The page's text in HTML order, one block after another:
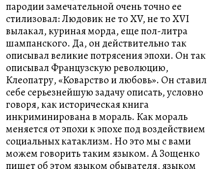
пародии замечательной очень точно ее
стилизовал: Людовик не то XV, не то XVI
вылакал, куриная морда, еще пол-литра
шампанского. Да, он действительно так
описывал великие потрясения эпохи. Он так
описывал Французскую революцию,
Клеопатру, «Коварство и любовь». Он ставил
себе серьезнейшую задачу описать, условно
говоря, как историческая книга
инкриминирована в мораль. Как мораль
меняется от эпохи к эпохе под воздействием
социальных катаклизм. Но это мы с вами
можем говорить таким языком. А Зощенко
пишет об этом языком обывателя, языком